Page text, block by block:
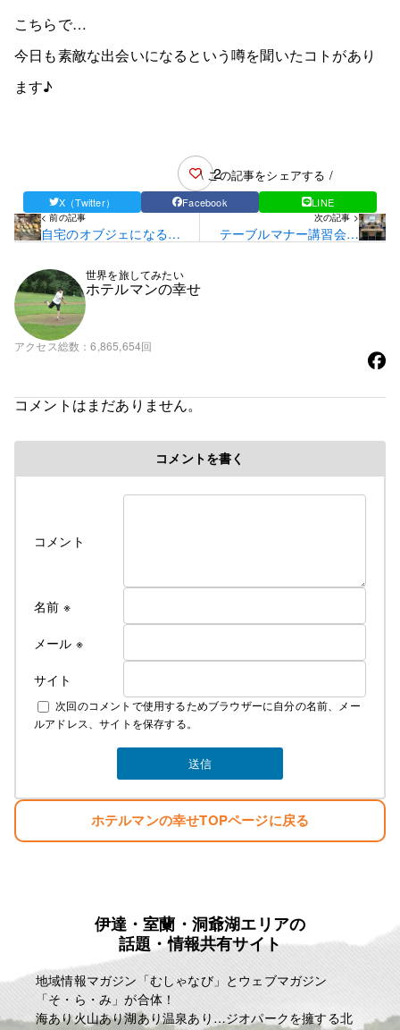
こちらで…
今日も素敵な出会いになるという噂を聞いたコトがあり
ます♪
2
\ この記事をシェアする /
X（Twitter） Facebook LINE
< 前の記事
自宅のオブジェになる石
次の記事 >
テーブルマナー講習会を
世界を旅してみたい
ホテルマンの幸せ
アクセス総数 6,865,654回
コメントはまだありません。
コメントを書く
コメント
名前 ※
メール ※
サイト
次回のコメントで使用するためブラウザーに自分の名前、メー
ルアドレス、サイトを保存する。
ホテルマンの幸せTOPページに戻る
伊達・室蘭・洞爺湖エリアの
話題・情報共有サイト
地域情報マガジン「むしゃなび」とウェブマガジン
「そ・ら・み」が合体！
海あり火山あり湖あり温泉あり…ジオパークを擁する北